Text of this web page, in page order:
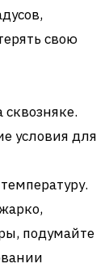
свою
условия для
подумайте